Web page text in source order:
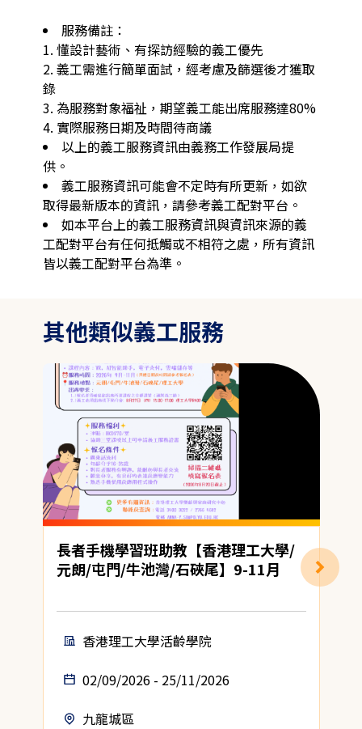
服務備註：
1. 懂設計藝術、有探訪經驗的義工優先
2. 義工需進行簡單面試，經考慮及篩選後才獲取
錄
3. 為服務對象福祉，期望義工能出席服務達80%
4. 實際服務日期及時間待商議
以上的義工服務資訊由義務工作發展局提
供。
義工服務資訊可能會不定時有所更新，如欲
取得最新版本的資訊，請參考義工配對平台。
如本平台上的義工服務資訊與資訊來源的義
工配對平台有任何抵觸或不相符之處，所有資訊
皆以義工配對平台為準。
其他類似義工服務
長者手機學習班助教【香港理工大學/
元朗/屯門/牛池灣/石硤尾】9-11月
香港理工大學活齡學院
02/09/2026 - 25/11/2026
九龍城區